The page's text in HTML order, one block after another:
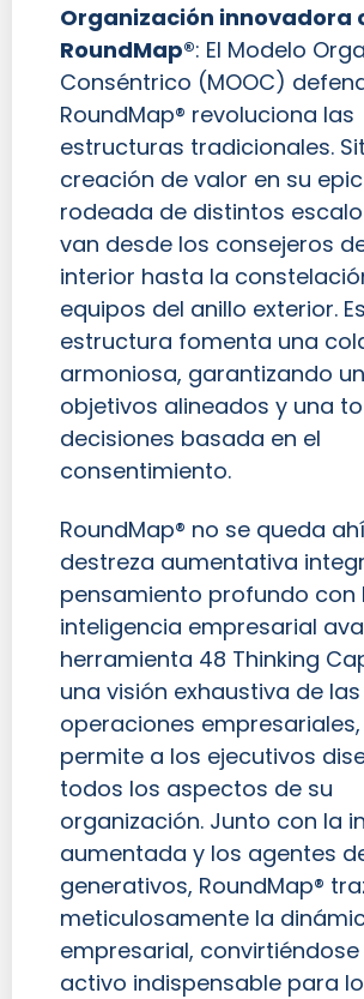
Organización innovadora
RoundMap®: El Modelo
Conséntrico (MOOC)
RoundMap® revoluciona las
estructuras tradicionales.
creación de valor en su
rodeada de distintos
van desde los consejeros
interior hasta la
equipos del anillo exterior.
estructura fomenta una
armoniosa, garantizando
objetivos alineados y una
decisiones basada en el
consentimiento.
RoundMap® no se queda
destreza aumentativa
pensamiento profundo con
inteligencia empresarial
herramienta 48 Thinking
una visión exhaustiva de las
operaciones
permite a los ejecutivos
todos los aspectos de su
organización. Junto con la
aumentada y los agentes
generativos, RoundMap®
meticulosamente la
empresarial, convirtiéndose
activo indispensable para